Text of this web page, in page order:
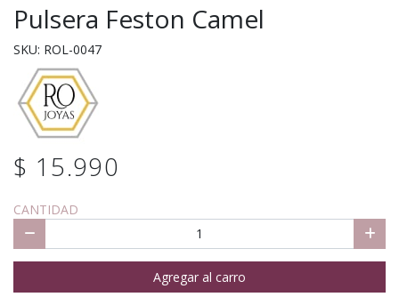
Pulsera Feston Camel
SKU: ROL-0047
$ 15.990
CANTIDAD
Agregar al carro